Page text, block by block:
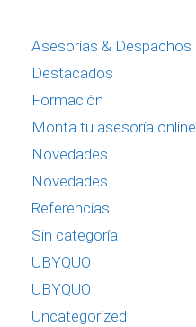
Asesorías & Despachos
Destacados
Formación
Monta tu asesoría online
Novedades
Novedades
Referencias
Sin categoría
UBYQUO
UBYQUO
Uncategorized